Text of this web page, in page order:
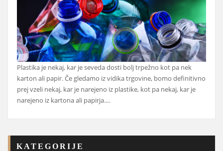
Plastika je nekaj, kar je seveda dosti bolj trpežno kot pa nek
karton ali papir. Če gledamo iz vidika trgovine, bomo definitivno
prej vzeli nekaj, kar je narejeno iz plastike, kot pa nekaj, kar je
narejeno iz kartona ali papirja.…
KATEGORIJE